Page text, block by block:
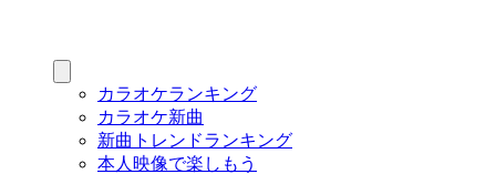
カラオケランキング
カラオケ新曲
新曲トレンドランキング
本人映像で楽しもう